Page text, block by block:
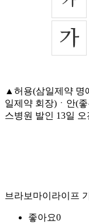
▲허용(삼일제약 명
일제약 회장)ㆍ안(
스병원 발인 13일 오
브라보마이라이프
좋아요0